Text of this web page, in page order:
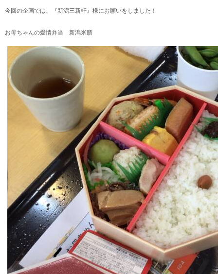
今回の企画では、『新潟三新軒』様にお願いをしました！
お母ちゃんの愛情弁当 新潟米膳